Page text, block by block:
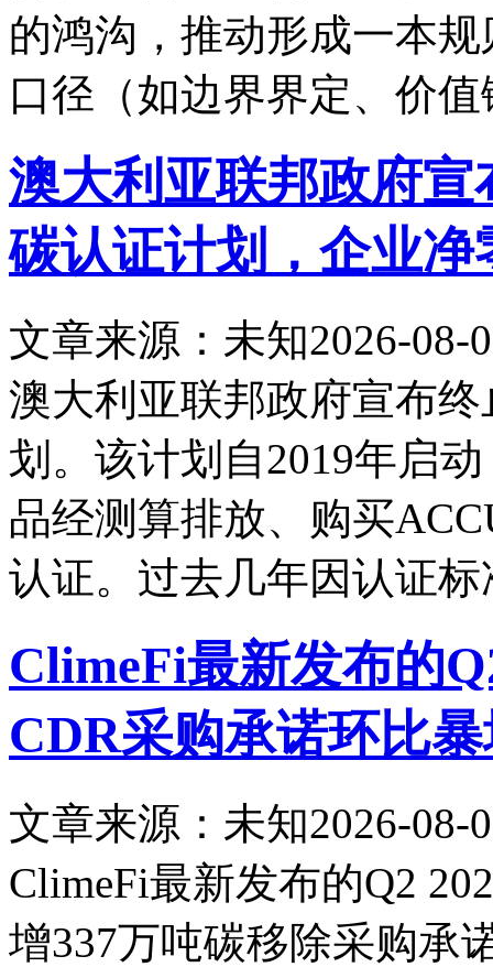
的鸿沟，推动形成一本
口径（如边界界定、价
澳大利亚联邦政府
碳认证计划，企业净
文章来源：未知2026-08-
澳大利亚联邦政府宣布
划。该计划自2019年启
品经测算排放、购买
认证。过去几年因认证
ClimeFi最新发布的
CDR采购承诺环比
文章来源：未知2026-08-
ClimeFi最新发布的Q2
增337万吨碳移除采购承